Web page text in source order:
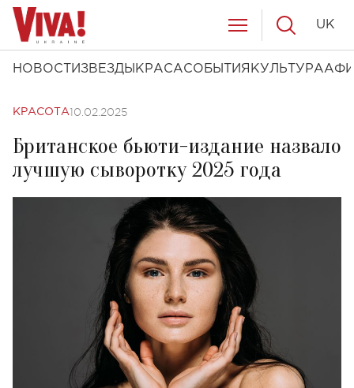
НОВОСТИ ЗВЕЗДЫ КРАСАСОБЫТИЯ КУЛЬТУРА
UK
КРАСОТА10.02.2025
Британское бьюти-издание назвало
лучшую сыворотку 2025 года